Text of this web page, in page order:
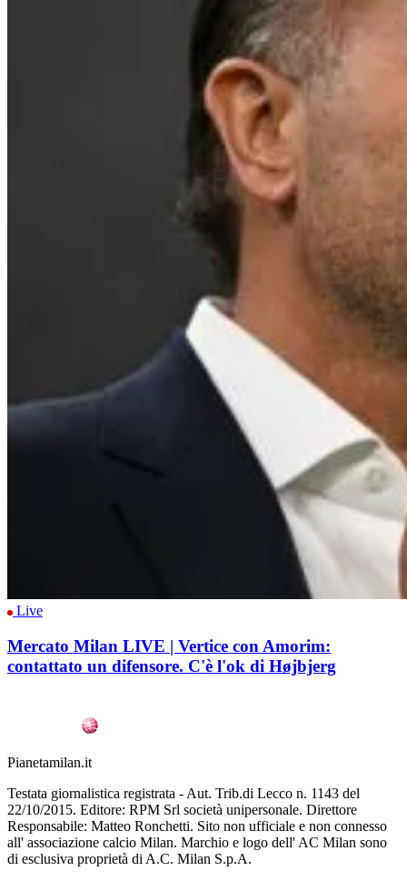
Live
Mercato Milan LIVE | Vertice con Amorim:
contattato un difensore. C'è l'ok di Højbjerg
Pianetamilan.it
Testata giornalistica registrata - Aut. Trib.di Lecco n. 1143 del
22/10/2015. Editore: RPM Srl società unipersonale. Direttore
Responsabile: Matteo Ronchetti. Sito non ufficiale e non connesso
all' associazione calcio Milan. Marchio e logo dell' AC Milan sono
di esclusiva proprietà di A.C. Milan S.p.A.